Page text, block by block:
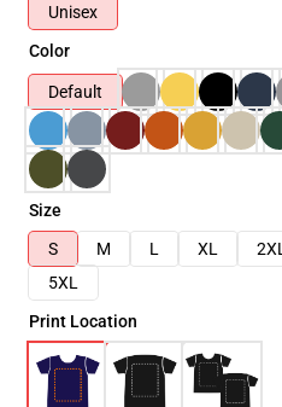
Unisex
Color
Default
Size
S
M L XL 2XL
5XL
Print Location